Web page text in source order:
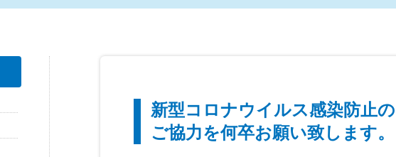
新型コロナウイルス感染防止
ご協力を何卒お願い致します。